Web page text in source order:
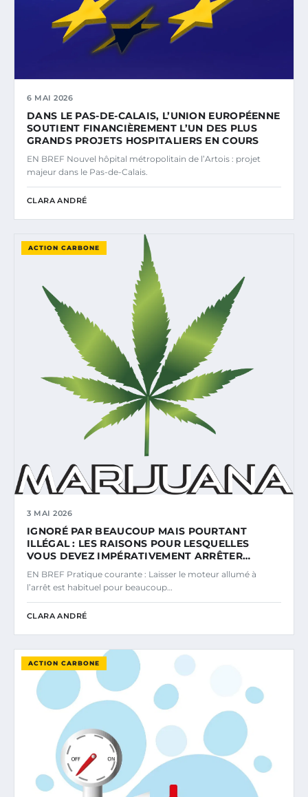
6 MAI 2026
DANS LE PAS-DE-CALAIS, L’UNION EUROPÉENNE
SOUTIENT FINANCIÈREMENT L’UN DES PLUS
GRANDS PROJETS HOSPITALIERS EN COURS
EN BREF Nouvel hôpital métropolitain de l’Artois : projet
majeur dans le Pas-de-Calais.
CLARA ANDRÉ
ACTION CARBONE
3 MAI 2026
IGNORÉ PAR BEAUCOUP MAIS POURTANT
ILLÉGAL : LES RAISONS POUR LESQUELLES
VOUS DEVEZ IMPÉRATIVEMENT ARRÊTER…
EN BREF Pratique courante : Laisser le moteur allumé à
l’arrêt est habituel pour beaucoup…
CLARA ANDRÉ
ACTION CARBONE